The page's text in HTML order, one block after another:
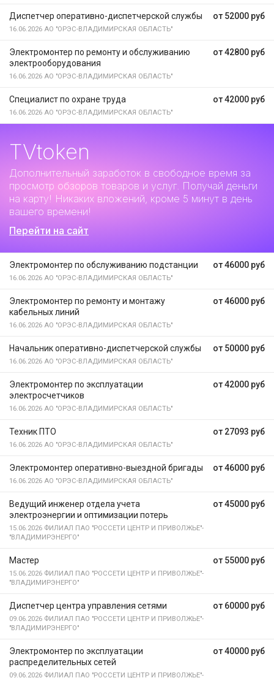
от 52000 руб
Диспетчер оперативно-диспетчерской службы
16.06.2026 АО "ОРЭС-ВЛАДИМИРСКАЯ ОБЛАСТЬ"
от 42800 руб
Электромонтер по ремонту и обслуживанию
электрооборудования
16.06.2026 АО "ОРЭС-ВЛАДИМИРСКАЯ ОБЛАСТЬ"
от 42000 руб
Специалист по охране труда
16.06.2026 АО "ОРЭС-ВЛАДИМИРСКАЯ ОБЛАСТЬ"
TVtoken
Дополнительный заработок в свободное время за
просмотр обзоров товаров и услуг. Получай деньги
на карту! Никаких вложений, кроме 5 минут в день
вашего времени!
Перейти на сайт
от 46000 руб
Электромонтер по обслуживанию подстанции
16.06.2026 АО "ОРЭС-ВЛАДИМИРСКАЯ ОБЛАСТЬ"
от 46000 руб
Электромонтер по ремонту и монтажу
кабельных линий
16.06.2026 АО "ОРЭС-ВЛАДИМИРСКАЯ ОБЛАСТЬ"
от 50000 руб
Начальник оперативно-диспетчерской службы
16.06.2026 АО "ОРЭС-ВЛАДИМИРСКАЯ ОБЛАСТЬ"
от 42000 руб
Электромонтер по эксплуатации
электросчетчиков
16.06.2026 АО "ОРЭС-ВЛАДИМИРСКАЯ ОБЛАСТЬ"
от 27093 руб
Техник ПТО
16.06.2026 АО "ОРЭС-ВЛАДИМИРСКАЯ ОБЛАСТЬ"
от 46000 руб
Электромонтер оперативно-выездной бригады
16.06.2026 АО "ОРЭС-ВЛАДИМИРСКАЯ ОБЛАСТЬ"
от 45000 руб
Ведущий инженер отдела учета
электроэнергии и оптимизации потерь
15.06.2026 ФИЛИАЛ ПАО "РОССЕТИ ЦЕНТР И ПРИВОЛЖЬЕ"-
"ВЛАДИМИРЭНЕРГО"
от 55000 руб
Мастер
15.06.2026 ФИЛИАЛ ПАО "РОССЕТИ ЦЕНТР И ПРИВОЛЖЬЕ"-
"ВЛАДИМИРЭНЕРГО"
от 60000 руб
Диспетчер центра управления сетями
09.06.2026 ФИЛИАЛ ПАО "РОССЕТИ ЦЕНТР И ПРИВОЛЖЬЕ"-
"ВЛАДИМИРЭНЕРГО"
от 40000 руб
Электромонтер по эксплуатации
распределительных сетей
09.06.2026 ФИЛИАЛ ПАО "РОССЕТИ ЦЕНТР И ПРИВОЛЖЬЕ"-